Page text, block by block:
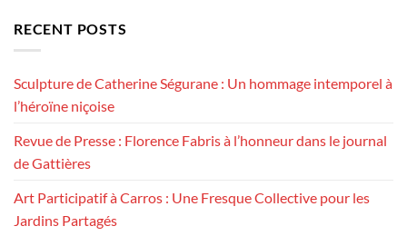
RECENT POSTS
Sculpture de Catherine Ségurane : Un hommage intemporel à
l’héroïne niçoise
Revue de Presse : Florence Fabris à l’honneur dans le journal
de Gattières
Art Participatif à Carros : Une Fresque Collective pour les
Jardins Partagés